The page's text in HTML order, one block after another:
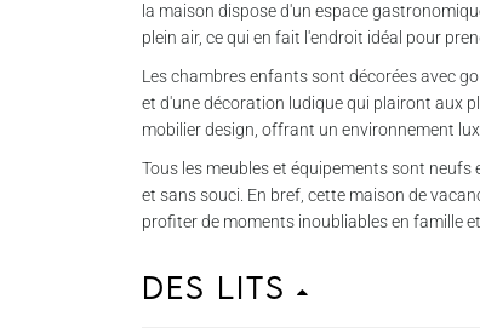
la maison dispose d'un espace
plein air, ce qui en fait l'endroit idéal pour
Les chambres enfants sont décorées avec
et d'une décoration ludique qui plairont aux
mobilier design, offrant un environnement
Tous les meubles et équipements sont
et sans souci. En bref, cette maison de
profiter de moments inoubliables en famille
Des lits